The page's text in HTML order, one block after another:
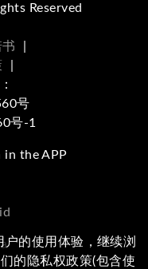
Reserved
号
号-1
the APP
的使用体验，继续浏
的隐私权政策(包含使